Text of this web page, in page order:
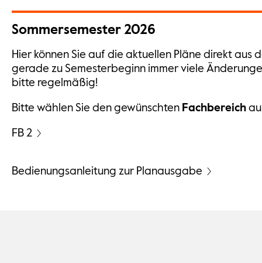
Sommersemester 2026
Hier können Sie auf die aktuellen Pläne direkt aus
gerade zu Semesterbeginn immer viele
bitte regelmäßig!
Bitte wählen Sie den gewünschten Fachbereich
FB 2
Bedienungsanleitung zur Planausgabe